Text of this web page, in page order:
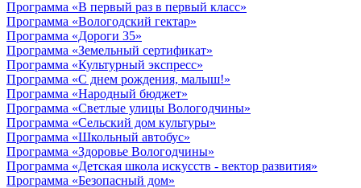
Программа «В первый раз в первый класс»
Программа «Вологодский гектар»
Программа «Дороги 35»
Программа «Земельный сертификат»
Программа «Культурный экспресс»
Программа «С днем рождения, малыш!»
Программа «Народный бюджет»
Программа «Светлые улицы Вологодчины»
Программа «Сельский дом культуры»
Программа «Школьный автобус»
Программа «Здоровье Вологодчины»
Программа «Детская школа искусств - вектор развития»
Программа «Безопасный дом»